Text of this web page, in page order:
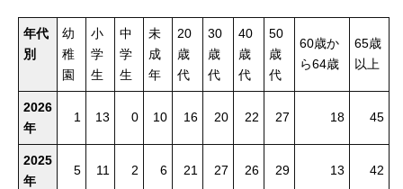
年代
別
幼
稚
園
小
学
生
中
学
生
未
成
年
20
歳
代
30
歳
代
40
歳
代
50
歳
代
60歳か
ら64歳
65歳
以上
2026
年
1 13 0 10 16 20 22 27 18 45
2025
年
5 11 2 6 21 27 26 29 13 42